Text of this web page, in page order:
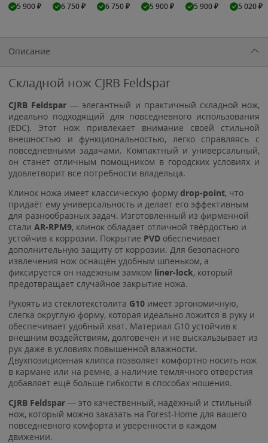
5 900₽ 6 750₽ 6 750₽ 5 900₽ 5 900₽ 5 020₽
Описание
Складной нож CJRB Feldspar
CJRB Feldspar — элегантный и практичный складной нож,
идеально подходящий для повседневного использования
(EDC). Этот нож привлекает внимание своей стильной
внешностью и функциональностью, легко справляясь с
повседневными задачами. Компактный и универсальный,
он станет отличным помощником в городских условиях и
удовлетворит все потребности владельца.
Клинок ножа имеет классическую форму drop-point, что
придаёт ему универсальность и делает его эффективным
для разнообразных задач. Изготовленный из фирменной
стали AR-RPM9, клинок обладает отличной твёрдостью и
устойчив к коррозии. Покрытие PVD обеспечивает
дополнительную защиту от коррозии. Для безопасного
извлечения нож оснащён удобным шпеньком, а
фиксируется он надёжным замком liner-lock, который
предотвращает случайное закрытие ножа.
Рукоять из стеклотекстолита G10 имеет эргономичную,
слегка округлую форму, которая идеально ложится в руку и
обеспечивает удобный хват. Материал G10 устойчив к
внешним воздействиям, долговечен и не выскальзывает из
рук даже в условиях повышенной влажности.
Двухпозиционная клипса позволяет комфортно носить нож
в кармане или на ремне, а наличие темлячного отверстия
добавляет ещё больше гибкости в способах ношения.
CJRB Feldspar — это качественный, надёжный и стильный
нож, который можно заказать на Forest-Home для вашего
повседневного комфорта и уверенности в каждом
движении.